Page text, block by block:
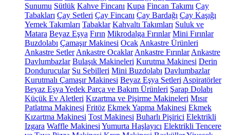
Sunumu Sütlük Kahve Fincanı Kupa Fincan Takımı Çay
Tabakları Çay Setleri Çay Fincanı Çay Bardağı Çay Kaşığı
Yemek Takımları Tabaklar Kahvaltı Takımları Suluk ve
Matara Beyaz Eşya Fırın Mikrodalga Fırınlar Mini Fırınlar
Buzdolabı Çamaşır Makinesi Ocak Ankastre Ürünleri
Ankastre Setler Ankastre Ocaklar Ankastre Fırınlar Ankastre
Davlumbazlar Bulaşık Makineleri Kurutma Makinesi Derin
Dondurucular Su Sebilleri Mini Buzdolabı Davlumbazlar
Kurutmalı Çamaşır Makinesi Beyaz Eşya Setleri Aspiratörler
Beyaz Eşya Yedek Parça ve Bakım Ürünleri Şarap Dolabı
Küçük Ev Aletleri Kızartma ve Pişirme Makineleri Mısır
Patlatma Makinesi Fritöz Ekmek Yapma Makinesi Ekmek
Kızartma Makinesi Tost Makinesi Buharlı Pişirici Elektrikli
Izgara Waffle Makinesi Yumurta Haşlayıcı Elektrikli Tencere